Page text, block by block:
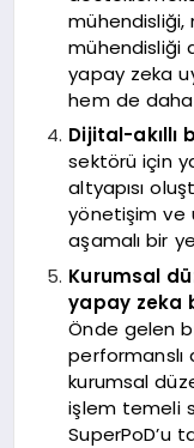
mühendisliği
yapay zeka
hem de daha
Dijital-akıllı
sektörü için
altyapısı
yönetişim ve
aşamalı bir
Kurumsal
yapay zeka
Önde gelen
performanslı
kurumsal
işlem temeli
SuperPoD’u